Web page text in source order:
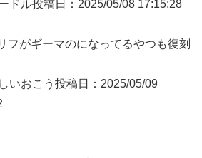
ドル投稿日：2025/05/08 17:15:28
フがギーマのになってるやつも復刻
いおこう 投稿日：2025/05/09